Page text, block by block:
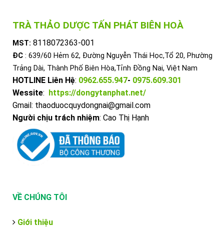
TRÀ THẢO DƯỢC TẤN PHÁT BIÊN HOÀ
MST: 8118072363-001
ĐC : 639/60 Hẻm 62, Đường Nguyễn Thái Học,Tổ 20, Phường
Trảng Dài, Thành Phố Biên Hòa,Tỉnh Đồng Nai, Việt Nam
HOTLINE Liên Hệ: 0962.655.947- 0975.609.301
Wessite: https://dongytanphat.net/
Gmail: thaoduocquydongnai@gmail.com
Người chịu trách nhiệm: Cao Thị Hạnh
VỀ CHÚNG TÔI
Giới thiệu